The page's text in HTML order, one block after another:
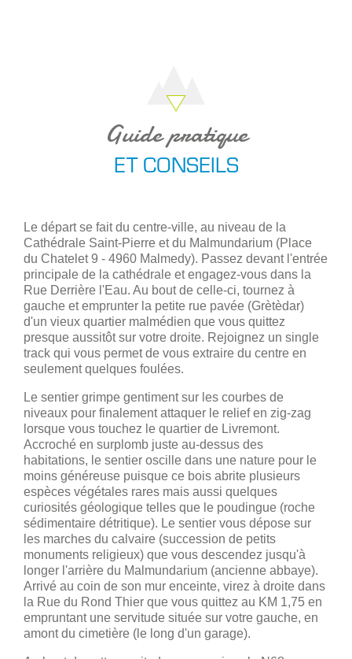
Guide pratique
ET CONSEILS
Le départ se fait du centre-ville, au niveau de la
Cathédrale Saint-Pierre et du Malmundarium (Place
du Chatelet 9 - 4960 Malmedy). Passez devant l'entrée
principale de la cathédrale et engagez-vous dans la
Rue Derrière l'Eau. Au bout de celle-ci, tournez à
gauche et emprunter la petite rue pavée (Grètèdar)
d'un vieux quartier malmédien que vous quittez
presque aussitôt sur votre droite. Rejoignez un single
track qui vous permet de vous extraire du centre en
seulement quelques foulées.
Le sentier grimpe gentiment sur les courbes de
niveaux pour finalement attaquer le relief en zig-zag
lorsque vous touchez le quartier de Livremont.
Accroché en surplomb juste au-dessus des
habitations, le sentier oscille dans une nature pour le
moins généreuse puisque ce bois abrite plusieurs
espèces végétales rares mais aussi quelques
curiosités géologique telles que le poudingue (roche
sédimentaire détritique). Le sentier vous dépose sur
les marches du calvaire (succession de petits
monuments religieux) que vous descendez jusqu'à
longer l'arrière du Malmundarium (ancienne abbaye).
Arrivé au coin de son mur enceinte, virez à droite dans
la Rue du Rond Thier que vous quittez au KM 1,75 en
empruntant une servitude située sur votre gauche, en
amont du cimetière (le long d'un garage).